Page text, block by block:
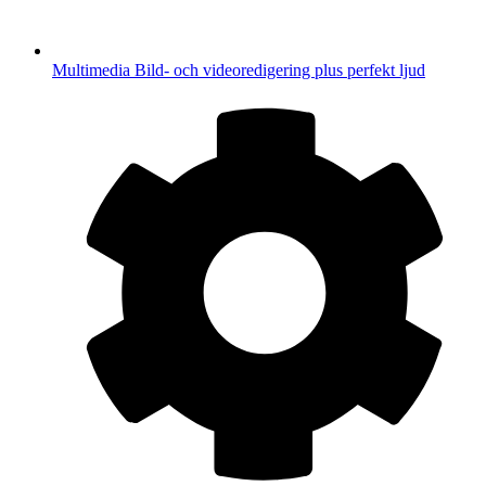
Multimedia Bild- och videoredigering plus perfekt ljud